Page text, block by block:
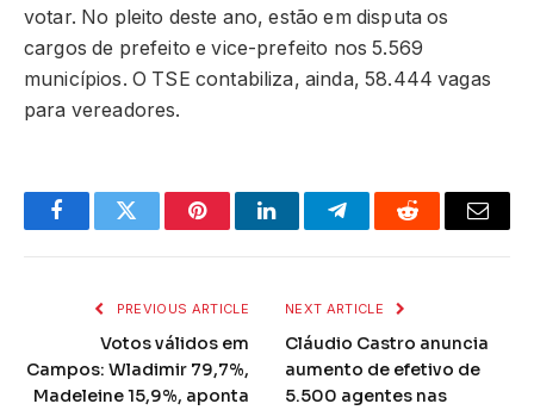
votar. No pleito deste ano, estão em disputa os
cargos de prefeito e vice-prefeito nos 5.569
municípios. O TSE contabiliza, ainda, 58.444 vagas
para vereadores.
FacebookTwitter PinterestLinkedInTelegramReddit Email
PREVIOUS ARTICLE
Votos válidos em
Campos: Wladimir 79,7%,
Madeleine 15,9%, aponta
NEXT ARTICLE
Cláudio Castro anuncia
aumento de efetivo de
5.500 agentes nas